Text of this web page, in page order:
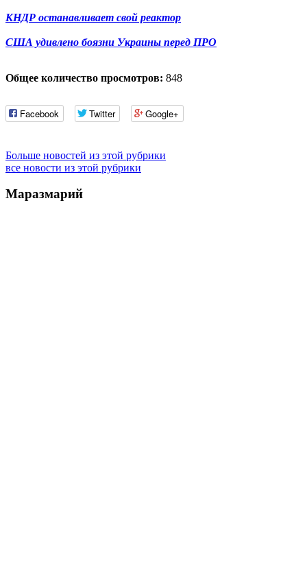
КНДР останавливает свой реактор
США удивлено боязни Украины перед ПРО
Общее количество просмотров: 848
Facebook Twitter Google+
Больше новостей из этой рубрики
все новости из этой рубрики
Маразмарий